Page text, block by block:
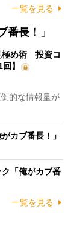
一覧を見る
番長！」
極め術 投資コ
】
的な情報量が
カブ番長！」
「俺がカブ番
一覧を見る